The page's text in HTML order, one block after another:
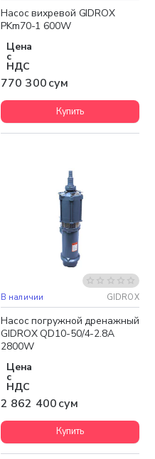
Насос вихревой GIDROX
PKm70-1 600W
Цена
с
НДС
770 300 сум
Купить
Бесплатная доставка
В наличии GIDROX
Насос погружной дренажный
GIDROX QD10-50/4-2.8A
2800W
Цена
с
НДС
2 862 400 сум
Купить